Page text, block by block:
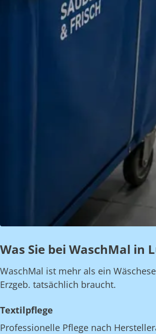
Was Sie bei WaschMal in
WaschMal ist mehr als ein
Erzgeb. tatsächlich braucht.
Textilpflege
Professionelle Pflege nach